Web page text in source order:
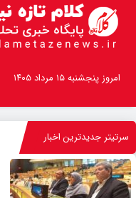
امروز پنجشنبه ۱۵ مرداد ۱۴۰۵
سرتیتر جدیدترین اخبار